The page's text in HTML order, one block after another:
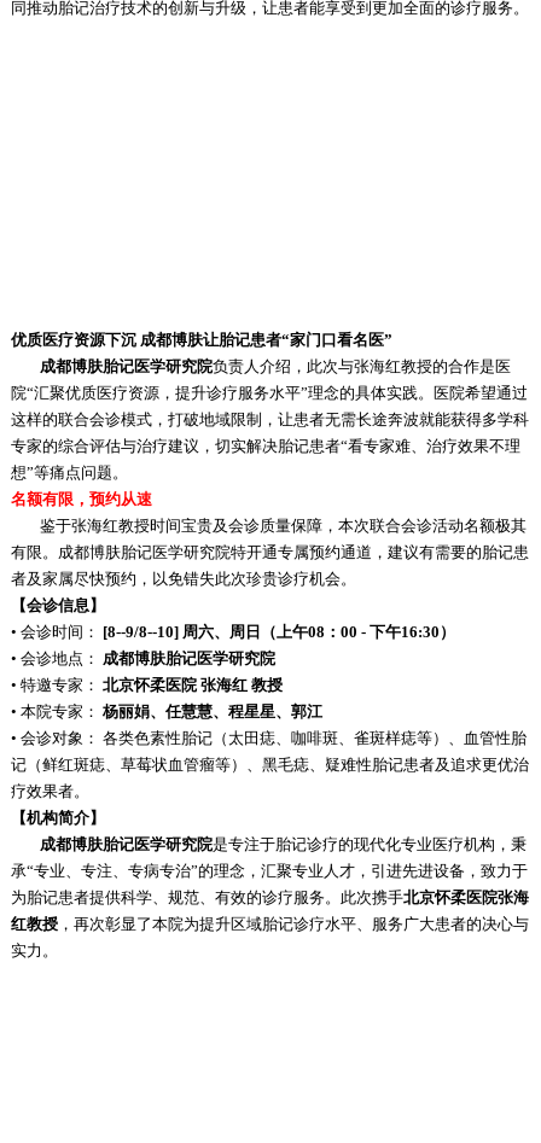
同推动胎记治疗技术的创新与升级，让患者能享受到更加全面的诊疗服务。
优质医疗资源下沉 成都博肤让胎记患者“家门口看名医”
成都博肤胎记医学研究院负责人介绍，此次与张海红教授的合作是医
院“汇聚优质医疗资源，提升诊疗服务水平”理念的具体实践。医院希望通过
这样的联合会诊模式，打破地域限制，让患者无需长途奔波就能获得多学科
专家的综合评估与治疗建议，切实解决胎记患者“看专家难、治疗效果不理
想”等痛点问题。
名额有限，预约从速
鉴于张海红教授时间宝贵及会诊质量保障，本次联合会诊活动名额极其
有限。成都博肤胎记医学研究院特开通专属预约通道，建议有需要的胎记患
者及家属尽快预约，以免错失此次珍贵诊疗机会。
【会诊信息】
• 会诊时间：
[8--9/8--10] 周六、周日（上午08：00 - 下午16:30）
• 会诊地点： 成都博肤胎记医学研究院
• 特邀专家： 北京怀柔医院 张海红 教授
• 本院专家： 杨丽娟、任慧慧、程星星、郭江
• 会诊对象： 各类色素性胎记（太田痣、咖啡斑、雀斑样痣等）、血管性胎
记（鲜红斑痣、草莓状血管瘤等）、黑毛痣、疑难性胎记患者及追求更优治
疗效果者。
【机构简介】
成都博肤胎记医学研究院是专注于胎记诊疗的现代化专业医疗机构，秉
承“专业、专注、专病专治”的理念，汇聚专业人才，引进先进设备，致力于
为胎记患者提供科学、规范、有效的诊疗服务。此次携手北京怀柔医院张海
红教授，再次彰显了本院为提升区域胎记诊疗水平、服务广大患者的决心与
实力。